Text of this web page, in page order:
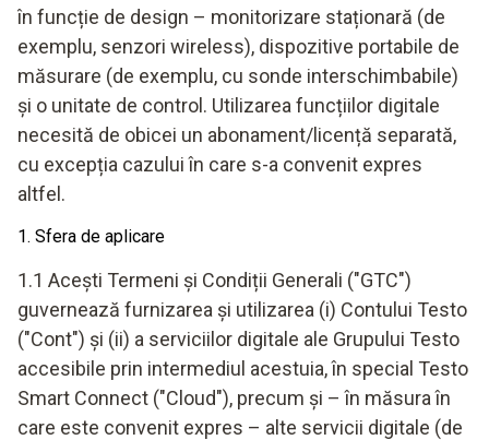
în funcție de design – monitorizare staționară (de
exemplu, senzori wireless), dispozitive portabile de
măsurare (de exemplu, cu sonde interschimbabile)
și o unitate de control. Utilizarea funcțiilor digitale
necesită de obicei un abonament/licență separată,
cu excepția cazului în care s-a convenit expres
altfel.
1. Sfera de aplicare
1.1 Acești Termeni și Condiții Generali ("GTC")
guvernează furnizarea și utilizarea (i) Contului Testo
("Cont") și (ii) a serviciilor digitale ale Grupului Testo
accesibile prin intermediul acestuia, în special Testo
Smart Connect ("Cloud"), precum și – în măsura în
care este convenit expres – alte servicii digitale (de